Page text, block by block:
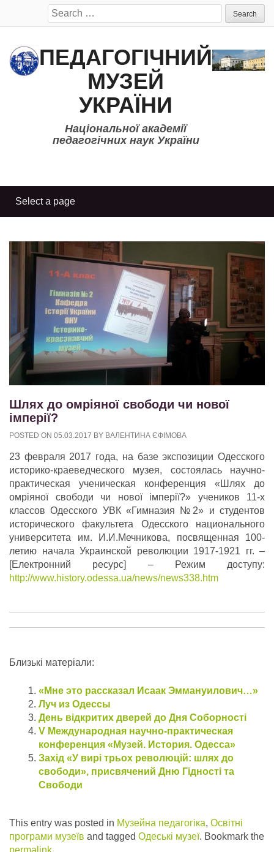
Search
for:
ПЕДАГОГІЧНИЙ
МУЗЕЙ
УКРАЇНИ
Національної академії
педагогічних наук України
Шлях до омріяної свободи чи нової
імперії?
POSTED ON 05.03.2017 BY ВАЛЕНТИНА ЄФІМОВА
23 февраля 2017 года, на базе экспозиции Одесского
историко-краеведческого музея, состоялась научно-
практическая ученическая конференция «Шлях до
омріяної свободи чи нової імперії?» учеников 11-х
классов Одесского УВК «Гимназия №2» и студентов
исторического факультета Одесского национального
университета им. И.И.Мечникова, посвященная 100-
летию начала Украинской революции 1917-1921 гг. –
[Електронний ресурс] – Режим доступу:
http://www.history.odessa.ua/news/news338.htm
Близькі матеріали:
«Мне это рассказал Исаак Эммануилович…»
Луч из Одессы
День відкритих дверей до Дня Соборності
V Международная научно-практическая
конференция «Музей. История. Одесса»
Захід «У вирі трьох революцій: шлях до
свободи», присвячений Дню Гідності та
Свободи
This entry was posted in Музейна педагогіка, Освітні
програми музеїв and tagged Одеські музеї. Bookmark the
permalink.